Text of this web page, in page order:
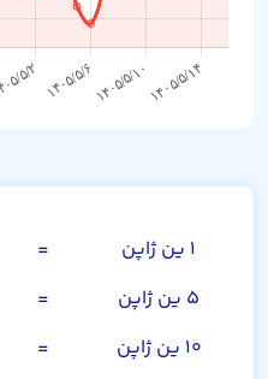
۱ ین ژاپن =
۵ ین ژاپن
=
۱۰ ین ژاپن
=